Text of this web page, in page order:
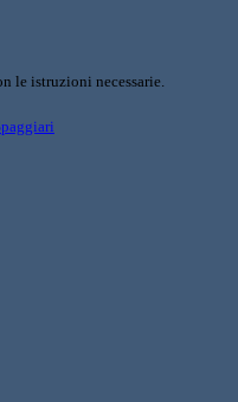
le istruzioni necessarie.